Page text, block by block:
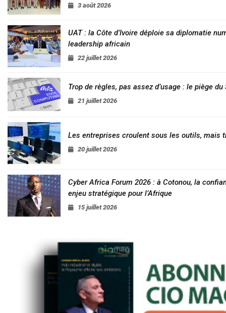
3 août 2026
UAT : la Côte d’Ivoire déploie sa diplomatie
leadership africain
22 juillet 2026
Trop de règles, pas assez d’usage : le piège du
21 juillet 2026
Les entreprises croulent sous les outils, mais
20 juillet 2026
Cyber Africa Forum 2026 : à Cotonou, la
enjeu stratégique pour l’Afrique
15 juillet 2026